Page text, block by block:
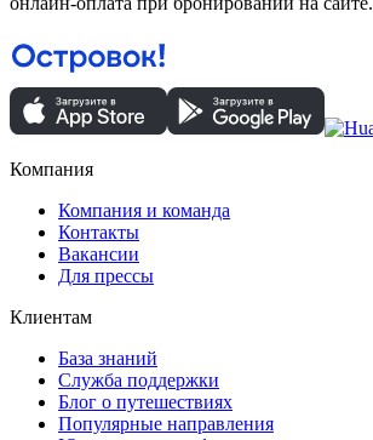
Компания
Компания и команда
Контакты
Вакансии
Для прессы
Клиентам
База знаний
Служба поддержки
Блог о путешествиях
Популярные направления